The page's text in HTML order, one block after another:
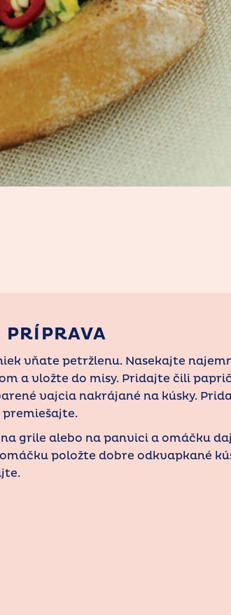
PRÍPRAVA
vňate petržlenu. Nasekajte
a vložte do misy. Pridajte čili
vajcia nakrájané na kúsky.
grile alebo na panvici a omáčku
položte dobre odkvapkané